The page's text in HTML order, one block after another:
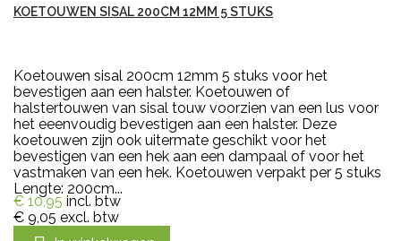
KOETOUWEN SISAL 200CM 12MM 5 STUKS
Koetouwen sisal 200cm 12mm 5 stuks voor het
bevestigen aan een halster. Koetouwen of
halstertouwen van sisal touw voorzien van een lus voor
het eeenvoudig bevestigen aan een halster. Deze
koetouwen zijn ook uitermate geschikt voor het
bevestigen van een hek aan een dampaal of voor het
vastmaken van een hek. Koetouwen verpakt per 5 stuks
Lengte: 200cm...
€ 10,95 incl. btw
€ 9,05 excl. btw